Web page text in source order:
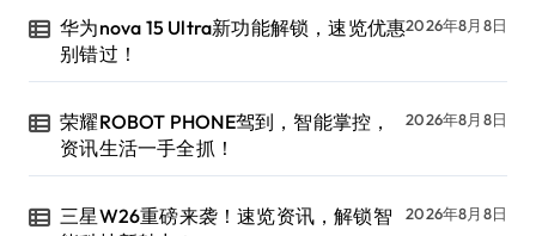
华为nova 15 Ultra新功能解锁，速览优惠
别错过！
2026年8月8日
荣耀ROBOT PHONE驾到，智能掌控，
资讯生活一手全抓！
2026年8月8日
三星W26重磅来袭！速览资讯，解锁智
2026年8月8日